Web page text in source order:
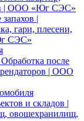
| ООО «Юг СЭС»
|
гари, плесени,
СЭС»
после
| ООО
и складов |
овощехранилищ,